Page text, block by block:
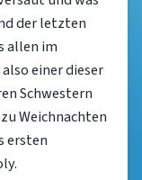
der letzten
allen im
einer dieser
Schwestern
Weichnachten
ersten